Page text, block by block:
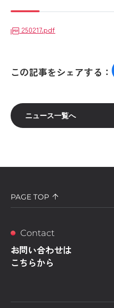
250217.pdf
この記事をシェアする：
ニュース一覧へ
PAGE TOP
Contact
お問い合わせは
こちらから